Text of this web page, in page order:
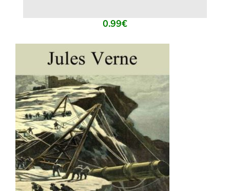
0.99€
AJOUTER AU PANIER / DÉTAILS